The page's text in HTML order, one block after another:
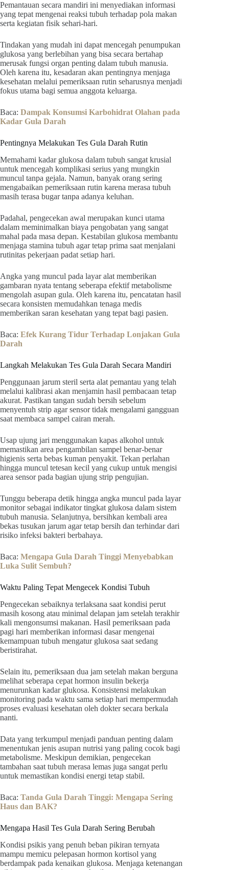
Pemantauan secara mandiri ini menyediakan informasi
yang tepat mengenai reaksi tubuh terhadap pola makan
serta kegiatan fisik sehari-hari.
Tindakan yang mudah ini dapat mencegah penumpukan
glukosa yang berlebihan yang bisa secara bertahap
merusak fungsi organ penting dalam tubuh manusia.
Oleh karena itu, kesadaran akan pentingnya menjaga
kesehatan melalui pemeriksaan rutin seharusnya menjadi
fokus utama bagi semua anggota keluarga.
Baca: Dampak Konsumsi Karbohidrat Olahan pada
Kadar Gula Darah
Pentingnya Melakukan Tes Gula Darah Rutin
Memahami kadar glukosa dalam tubuh sangat krusial
untuk mencegah komplikasi serius yang mungkin
muncul tanpa gejala. Namun, banyak orang sering
mengabaikan pemeriksaan rutin karena merasa tubuh
masih terasa bugar tanpa adanya keluhan.
Padahal, pengecekan awal merupakan kunci utama
dalam meminimalkan biaya pengobatan yang sangat
mahal pada masa depan. Kestabilan glukosa membantu
menjaga stamina tubuh agar tetap prima saat menjalani
rutinitas pekerjaan padat setiap hari.
Angka yang muncul pada layar alat memberikan
gambaran nyata tentang seberapa efektif metabolisme
mengolah asupan gula. Oleh karena itu, pencatatan hasil
secara konsisten memudahkan tenaga medis
memberikan saran kesehatan yang tepat bagi pasien.
Baca: Efek Kurang Tidur Terhadap Lonjakan Gula
Darah
Langkah Melakukan Tes Gula Darah Secara Mandiri
Penggunaan jarum steril serta alat pemantau yang telah
melalui kalibrasi akan menjamin hasil pembacaan tetap
akurat. Pastikan tangan sudah bersih sebelum
menyentuh strip agar sensor tidak mengalami gangguan
saat membaca sampel cairan merah.
Usap ujung jari menggunakan kapas alkohol untuk
memastikan area pengambilan sampel benar-benar
higienis serta bebas kuman penyakit. Tekan perlahan
hingga muncul tetesan kecil yang cukup untuk mengisi
area sensor pada bagian ujung strip pengujian.
Tunggu beberapa detik hingga angka muncul pada layar
monitor sebagai indikator tingkat glukosa dalam sistem
tubuh manusia. Selanjutnya, bersihkan kembali area
bekas tusukan jarum agar tetap bersih dan terhindar dari
risiko infeksi bakteri berbahaya.
Baca: Mengapa Gula Darah Tinggi Menyebabkan
Luka Sulit Sembuh?
Waktu Paling Tepat Mengecek Kondisi Tubuh
Pengecekan sebaiknya terlaksana saat kondisi perut
masih kosong atau minimal delapan jam setelah terakhir
kali mengonsumsi makanan. Hasil pemeriksaan pada
pagi hari memberikan informasi dasar mengenai
kemampuan tubuh mengatur glukosa saat sedang
beristirahat.
Selain itu, pemeriksaan dua jam setelah makan berguna
melihat seberapa cepat hormon insulin bekerja
menurunkan kadar glukosa. Konsistensi melakukan
monitoring pada waktu sama setiap hari mempermudah
proses evaluasi kesehatan oleh dokter secara berkala
nanti.
Data yang terkumpul menjadi panduan penting dalam
menentukan jenis asupan nutrisi yang paling cocok bagi
metabolisme. Meskipun demikian, pengecekan
tambahan saat tubuh merasa lemas juga sangat perlu
untuk memastikan kondisi energi tetap stabil.
Baca: Tanda Gula Darah Tinggi: Mengapa Sering
Haus dan BAK?
Mengapa Hasil Tes Gula Darah Sering Berubah
Kondisi psikis yang penuh beban pikiran ternyata
mampu memicu pelepasan hormon kortisol yang
berdampak pada kenaikan glukosa. Menjaga ketenangan